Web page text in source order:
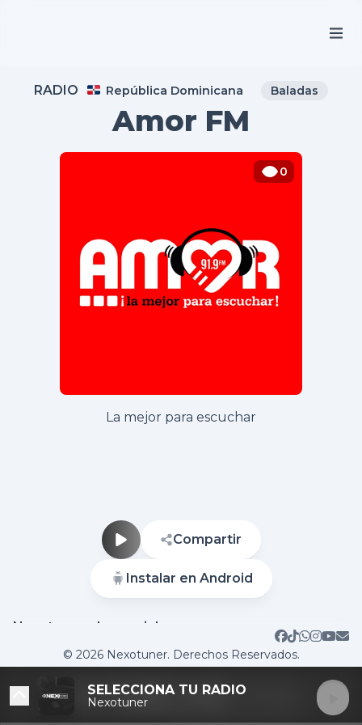
RADIO República Dominicana Baladas
Amor FM
0
La mejor para escuchar
Compartir
Instalar en Android
Nuestras redes sociales
Sitio web
© 2026 Nexotuner. Derechos Reservados.
SELECCIONA TU RADIO
Nexotuner